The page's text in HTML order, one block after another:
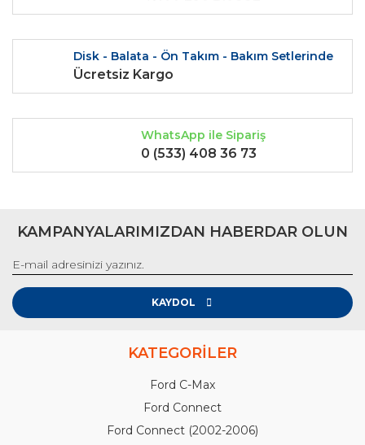
Disk - Balata - Ön Takım - Bakım Setlerinde
Ücretsiz Kargo
WhatsApp ile Sipariş
0 (533) 408 36 73
KAMPANYALARIMIZDAN HABERDAR OLUN
KAYDOL
KATEGORİLER
Ford C-Max
Ford Connect
Ford Connect (2002-2006)